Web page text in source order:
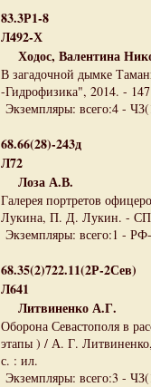
83.3Р1-8
Л492-Х
Ходос, Валентина
В загадочной дымке
-Гидрофизика", 2014. -
Экземпляры: всего:4 -
68.66(28)-243д
Л72
Лоза А.В.
Галерея портретов
Лукина, П. Д. Лукин. -
Экземпляры: всего:1 -
68.35(2)722.11(2Р-2Сев)
Л641
Литвиненко А.Г.
Оборона Севастополя в
этапы ) / А. Г.
с. : ил.
Экземпляры: всего:3 -